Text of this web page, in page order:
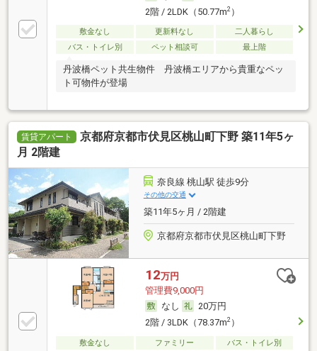
2階 / 2LDK（50.77m2）
敷金なし 更新料なし
二人暮らし
バス・トイレ別
ペット相談可 最上階
丹波橋ペット共生物件 丹波橋エリアから貴重なペッ
ト可物件が登場
賃貸アパート
京都府京都市伏見区桃山町下野 築11年5ヶ
月 2階建
奈良線 桃山駅 徒歩9分
その他の交通
築11年5ヶ月 / 2階建
京都府京都市伏見区桃山町下野
12万円
管理費9,000円
なし
20万円
2階 / 3LDK（78.37m2）
敷金なし ファミリー バス・トイレ別